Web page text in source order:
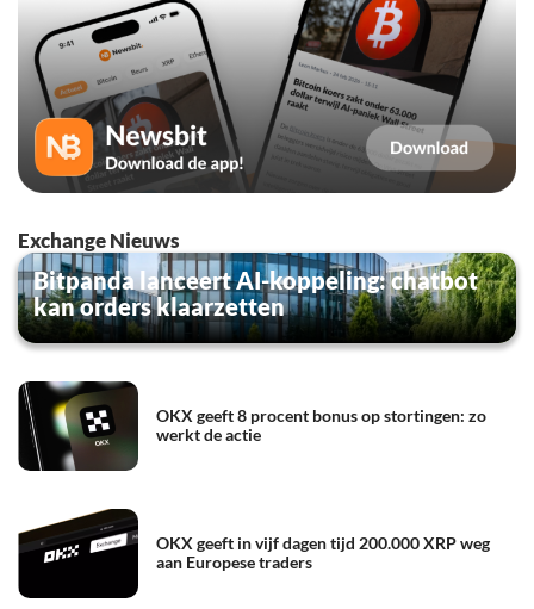
Exchange Nieuws
Bitpanda lanceert AI-koppeling: chatbot
kan orders klaarzetten
OKX geeft 8 procent bonus op stortingen: zo
werkt de actie
OKX geeft in vijf dagen tijd 200.000 XRP weg
aan Europese traders